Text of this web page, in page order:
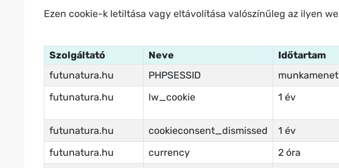
Ezen cookie-k letiltása vagy eltávolítása valószínűleg az ilyen
Szolgáltató Neve Időtartam
futunatura.hu
PHPSESSID munkamenet
futunatura.hu
lw_cookie 1 év
futunatura.hu
cookieconsent_dismissed 1 év
futunatura.hu
currency 2 óra